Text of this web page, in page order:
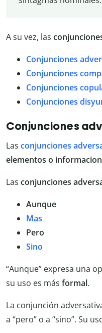
A su vez, las
Conjunciones
Conjunciones
Conjunciones
Conjunciones
Conjunciones
Las conjunciones
elementos o
Las conjunciones
Aunque
Mas
Pero
Sino
“Aunque” expresa una
su uso es más formal.
La conjunción
a “pero” o a “sino”. Su